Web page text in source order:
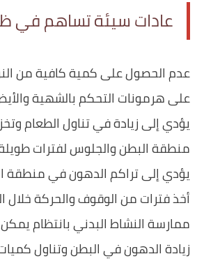
عادات سيئة تساهم في
عدم الحصول على كمية كافية من
على هرمونات التحكم بالشهية
يؤدي إلى زيادة في تناول الطعام
منطقة البطن والجلوس لفترات
يؤدي إلى تراكم الدهون في منطقة
أخذ فترات من الوقوف والحركة خلال
ممارسة النشاط البدني بانتظام
زيادة الدهون في البطن وتناول